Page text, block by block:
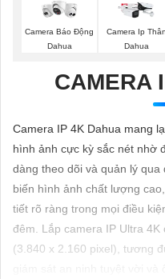
SẢN
TƯ
VẤN
LẮP
ĐẶT
Camera Báo Động
Dahua
Camera Ip Thân
Dahua
CAMERA
Camera IP 4K Dahua mang
hình ảnh cực kỳ sắc nét nhờ
dàng theo dõi và quản lý
biến hình ảnh chất lượng
tiết rõ ràng trong mọi điều
đêm. Lắp camera IP Ultra
(3.840 x 2.160 pixel), tương